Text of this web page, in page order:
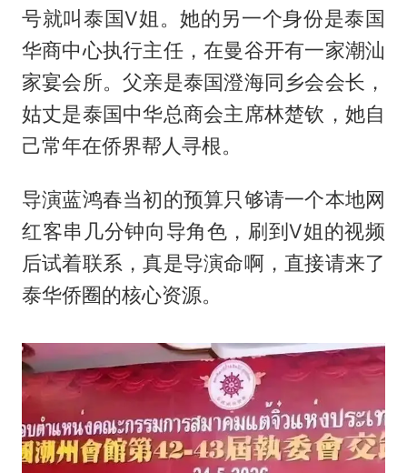
号就叫泰国V姐。她的另一个身份是泰国
华商中心执行主任，在曼谷开有一家潮汕
家宴会所。父亲是泰国澄海同乡会会长，
姑丈是泰国中华总商会主席林楚钦，她自
己常年在侨界帮人寻根。
导演蓝鸿春当初的预算只够请一个本地网
红客串几分钟向导角色，刷到V姐的视频
后试着联系，真是导演命啊，直接请来了
泰华侨圈的核心资源。